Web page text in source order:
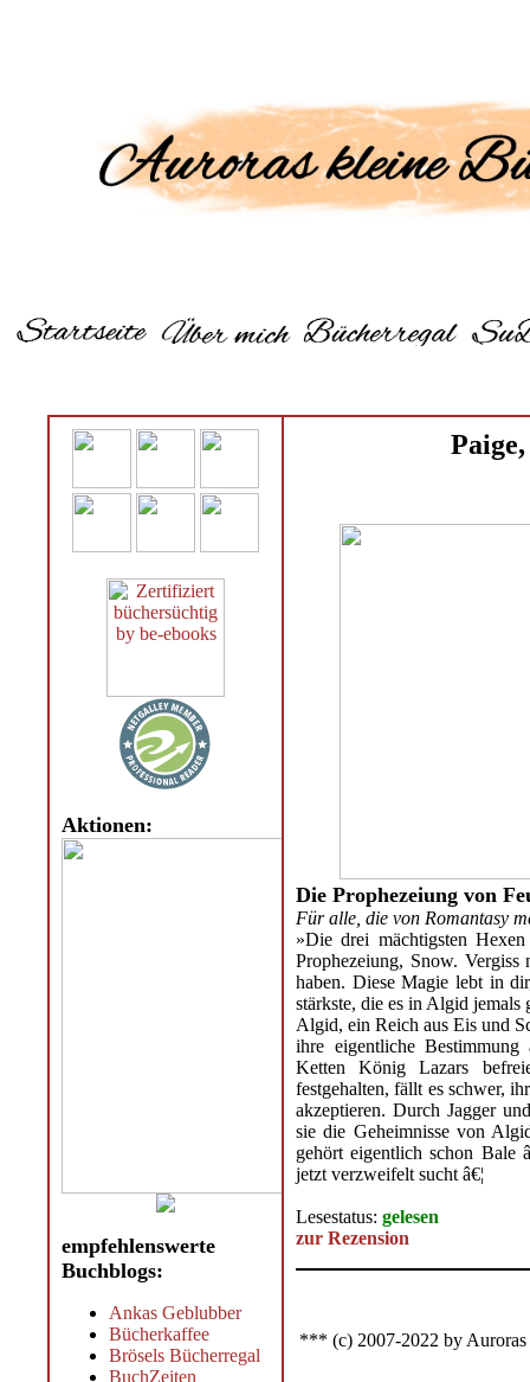
Aktionen:
empfehlenswerte
Buchblogs:
Ankas Geblubber
Bücherkaffee
Brösels Bücherregal
BuchZeiten
Die Prophezeiung von
Für alle, die von Romantasy
»Die drei mächtigsten
Prophezeiung, Snow.
haben. Diese Magie lebt in
stärkste, die es in Algid jemals
Algid, ein Reich aus Eis und
ihre eigentliche
Ketten König Lazars
festgehalten, fällt es schwer,
akzeptieren. Durch Jagger
sie die Geheimnisse von
gehört eigentlich schon Bale
jetzt verzweifelt sucht â€¦
Lesestatus:gelesen
zur Rezension
*** (c) 2007-2022 by